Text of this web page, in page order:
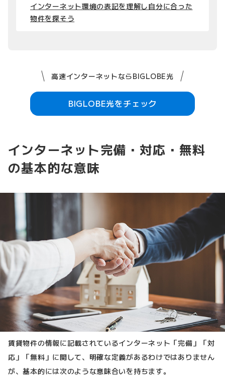
インターネット環境の表記を理解し自分に合った
物件を探そう
高速インターネットならBIGLOBE光
BIGLOBE光をチェック
インターネット完備・対応・無料
の基本的な意味
賃貸物件の情報に記載されているインターネット「完備」「対
応」「無料」に関して、明確な定義があるわけではありません
が、基本的には次のような意味合いを持ちます。